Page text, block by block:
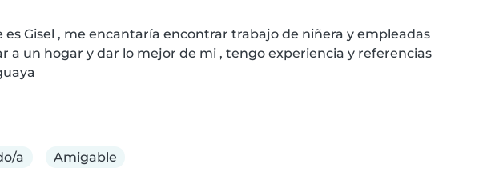
Gisel , me encantaría encontrar trabajo de niñera y empleadas
a un hogar y dar lo mejor de mi , tengo experiencia y referencias
a Amigable